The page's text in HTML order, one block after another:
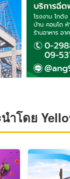
ำโดย